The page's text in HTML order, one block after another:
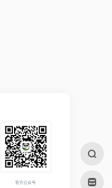
官方公众号